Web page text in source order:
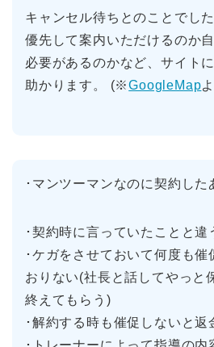
キャンセル待ちとのことでし
優先して案内いただけるのか
必要があるのかなど、サイト
助かります。 (※GoogleMap
･マンツーマンなのに契約した
･契約時に言っていたことと違
･ケガをさせておいて何度も
おりない(社長と話してやっと
終えてもらう)
･解約する時も催促しないと返